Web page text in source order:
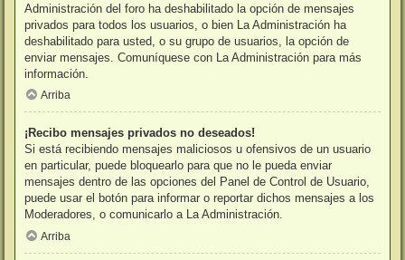
Administración del foro ha deshabilitado la opción de mensajes
privados para todos los usuarios, o bien La Administración ha
deshabilitado para usted, o su grupo de usuarios, la opción de
enviar mensajes. Comuníquese con La Administración para más
información.
Arriba
¡Recibo mensajes privados no deseados!
Si está recibiendo mensajes maliciosos u ofensivos de un usuario
en particular, puede bloquearlo para que no le pueda enviar
mensajes dentro de las opciones del Panel de Control de Usuario,
puede usar el botón para informar o reportar dichos mensajes a los
Moderadores, o comunicarlo a La Administración.
Arriba